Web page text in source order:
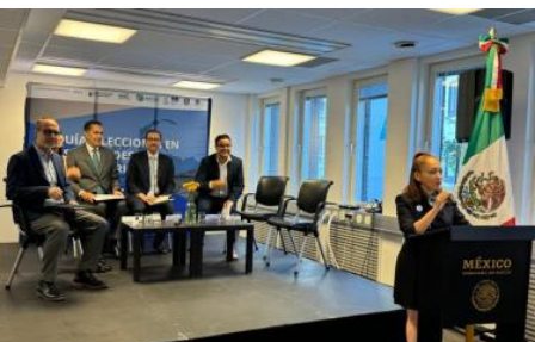
i
o
n
e
s
d
e
c
o
m
p
a
r
t
r
d
r